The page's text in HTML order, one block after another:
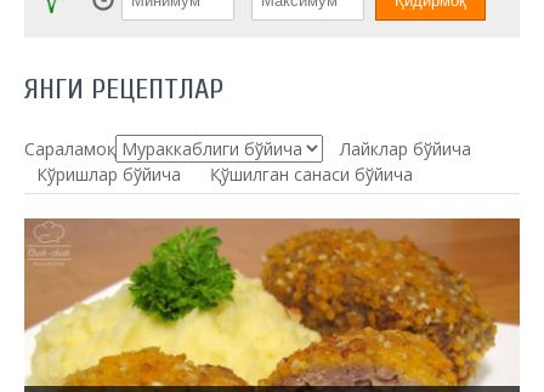
ЯНГИ РЕЦЕПТЛАР
Сараламоқ:
Лайклар бўйича
Кўришлар бўйича
Қўшилган санаси бўйича